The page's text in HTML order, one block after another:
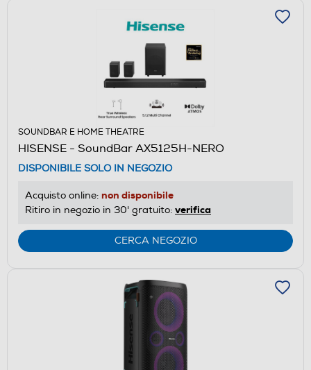
SOUNDBAR E HOME THEATRE
HISENSE - SoundBar AX5125H-NERO
DISPONIBILE SOLO IN NEGOZIO
Acquisto online: non disponibile
Ritiro in negozio in 30' gratuito: verifica
CERCA NEGOZIO